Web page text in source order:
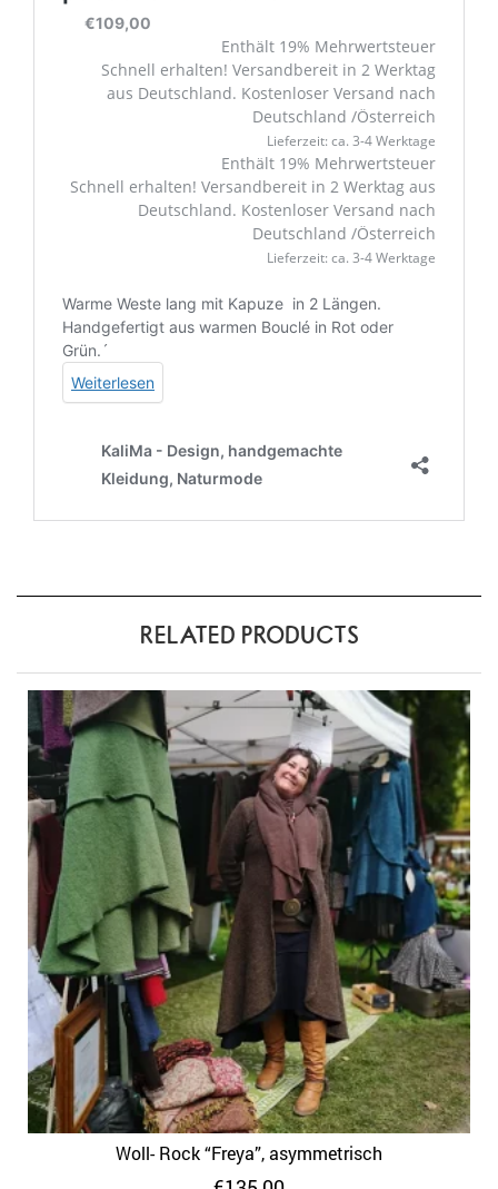
RELATED PRODUCTS
Woll- Rock “Freya”, asymmetrisch